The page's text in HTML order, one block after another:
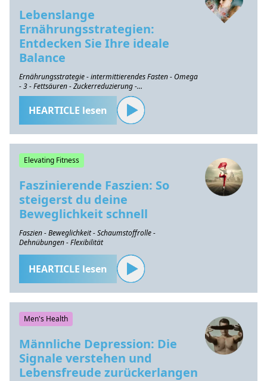
Lebenslange
Ernährungsstrategien:
Entdecken Sie Ihre ideale
Balance
Ernährungsstrategie - intermittierendes Fasten - Omega
- 3 - Fettsäuren - Zuckerreduzierung -
Gesundheitserhaltung
HEARTICLE lesen
Elevating Fitness
Faszinierende Faszien: So
steigerst du deine
Beweglichkeit schnell
Faszien - Beweglichkeit - Schaumstoffrolle -
Dehnübungen - Flexibilität
HEARTICLE lesen
Men's Health
Männliche Depression: Die
Signale verstehen und
Lebensfreude zurückerlangen